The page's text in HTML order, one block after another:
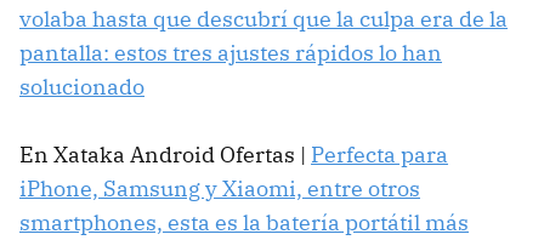
volaba hasta que descubrí que la culpa era de la
pantalla: estos tres ajustes rápidos lo han
solucionado
En Xataka Android Ofertas | Perfecta para
iPhone, Samsung y Xiaomi, entre otros
smartphones, esta es la batería portátil más